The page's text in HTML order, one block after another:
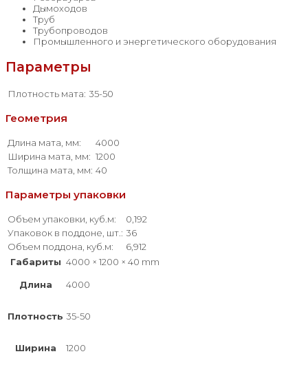
Дымоходов
Труб
Трубопроводов
Промышленного и энергетического оборудования
Параметры
Плотность мата: 35-50
Геометрия
Длина мата, мм:
4000
Ширина мата, мм: 1200
Толщина мата, мм: 40
Параметры упаковки
Объем упаковки, куб.м:
0,192
Упаковок в поддоне, шт.: 36
Объем поддона, куб.м:
6,912
Габариты 4000 × 1200 × 40 mm
Длина 4000
Плотность 35-50
Ширина 1200